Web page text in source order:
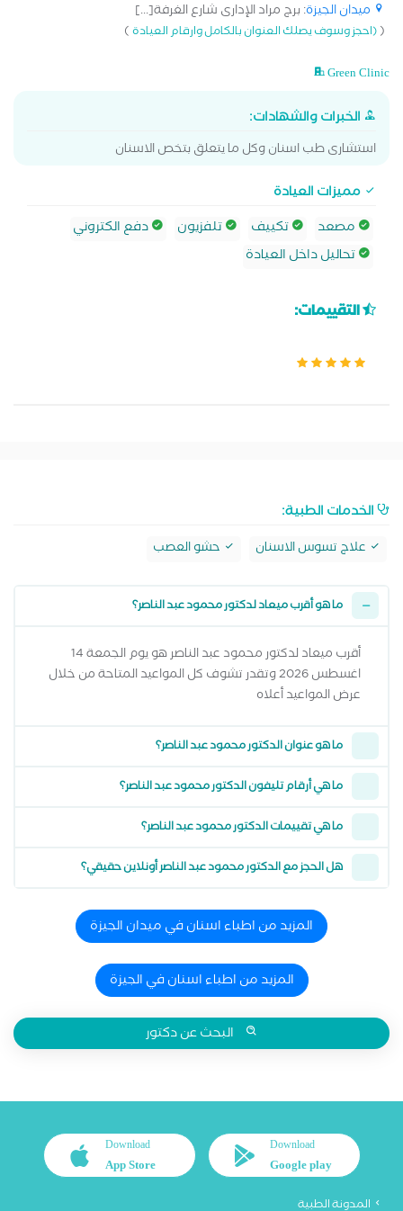
ميدان الجيزة: برج مراد الإدارى شارع الغرفة[...]
((احجز وسوف يصلك العنوان بالكامل وارقام العيادة)
Green Clinic
الخبرات والشهادات:
استشارى طب اسنان وكل ما يتعلق بتخص الاسنان
مميزات العيادة
مصعد
تكييف تلفزيون
دفع الكتروني
تحاليل داخل العيادة
التقييمات:
الخدمات الطبية:
علاج تسوس الاسنان حشو العصب
ما هو أقرب ميعاد لدكتور محمود عبد الناصر؟
أقرب ميعاد لدكتور محمود عبد الناصر هو يوم الجمعة 14
اغسطس 2026 وتقدر تشوف كل المواعيد المتاحة من خلال
عرض المواعيد أعلاه
ما هو عنوان الدكتور محمود عبد الناصر؟
ما هي أرقام تليفون الدكتور محمود عبد الناصر؟
ما هي تقييمات الدكتور محمود عبد الناصر؟
هل الحجز مع الدكتور محمود عبد الناصر أونلاين حقيقي؟
المزيد من اطباء اسنان في ميدان الجيزة
المزيد من اطباء اسنان في الجيزة
البحث عن دكتور
Download
Google play
Download
App Store
المدونة الطبية